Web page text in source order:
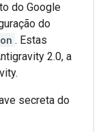
do Google
do
. Estas
2.0, a
secreta do